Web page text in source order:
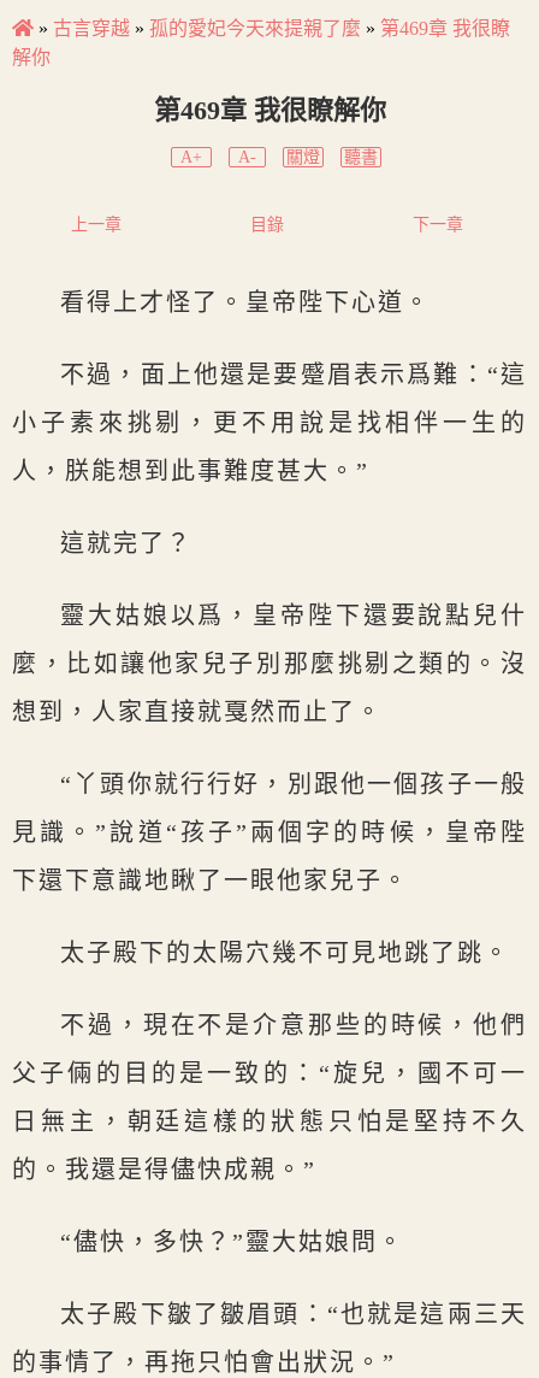
» 古言穿越 » 孤的愛妃今天來提親了麼 » 第469章 我很瞭
解你
第469章 我很瞭解你
A+ A- 關燈 聽書
上一章 目錄 下一章
看得上才怪了。皇帝陛下心道。
不過，面上他還是要蹙眉表示爲難：“這
小子素來挑剔，更不用說是找相伴一生的
人，朕能想到此事難度甚大。”
這就完了？
靈大姑娘以爲，皇帝陛下還要說點兒什
麼，比如讓他家兒子別那麼挑剔之類的。沒
想到，人家直接就戛然而止了。
“丫頭你就行行好，別跟他一個孩子一般
見識。”說道“孩子”兩個字的時候，皇帝陛
下還下意識地瞅了一眼他家兒子。
太子殿下的太陽穴幾不可見地跳了跳。
不過，現在不是介意那些的時候，他們
父子倆的目的是一致的：“旋兒，國不可一
日無主，朝廷這樣的狀態只怕是堅持不久
的。我還是得儘快成親。”
“儘快，多快？”靈大姑娘問。
太子殿下皺了皺眉頭：“也就是這兩三天
的事情了，再拖只怕會出狀況。”